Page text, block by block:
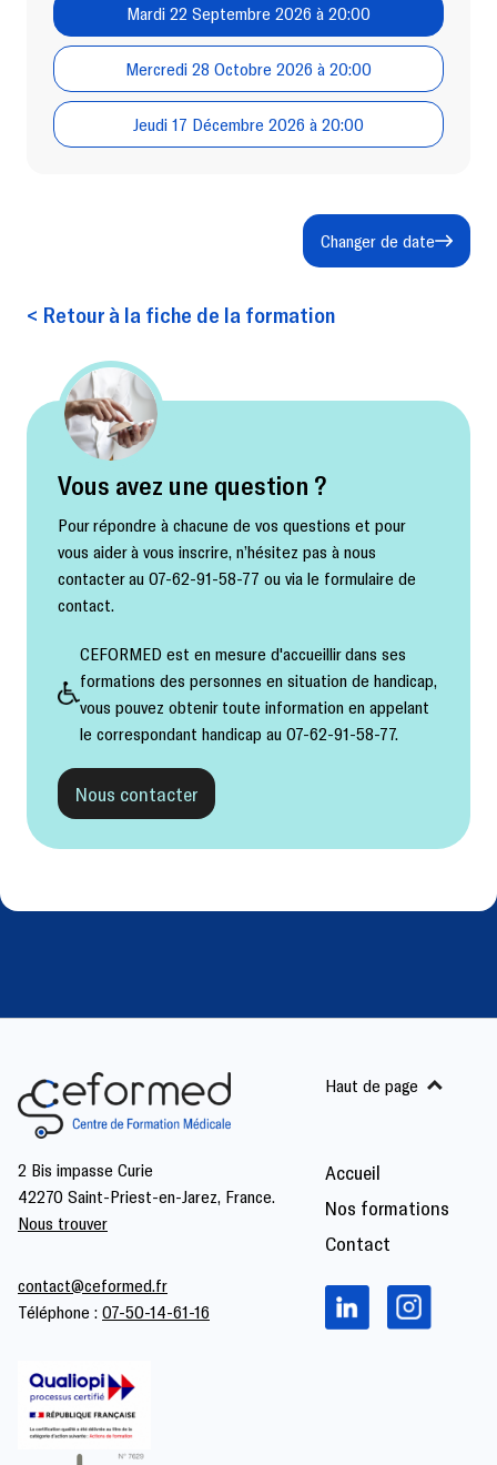
Mardi 22 Septembre 2026 à 20:00
Mercredi 28 Octobre 2026 à 20:00
Jeudi 17 Décembre 2026 à 20:00
Changer de date
< Retour à la fiche de la formation
Vous avez une question ?
Pour répondre à chacune de vos questions et pour
vous aider à vous inscrire, n’hésitez pas à nous
contacter au 07-62-91-58-77 ou via le formulaire de
contact.
CEFORMED est en mesure d'accueillir dans ses
formations des personnes en situation de handicap,
vous pouvez obtenir toute information en appelant
le correspondant handicap au 07-62-91-58-77.
Nous contacter
2 Bis impasse Curie
42270 Saint-Priest-en-Jarez, France.
Nous trouver
Accueil
Nos formations
Contact
Haut de page
contact@ceformed.fr
Téléphone : 07-50-14-61-16